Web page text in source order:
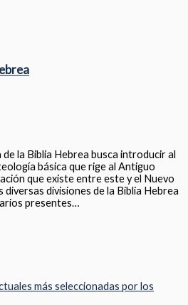
la Biblia Hebrea busca introducir al
básica que rige al Antiguo
que existe entre este y el Nuevo
diversas divisiones de la Biblia Hebrea
presentes…
más seleccionadas por los